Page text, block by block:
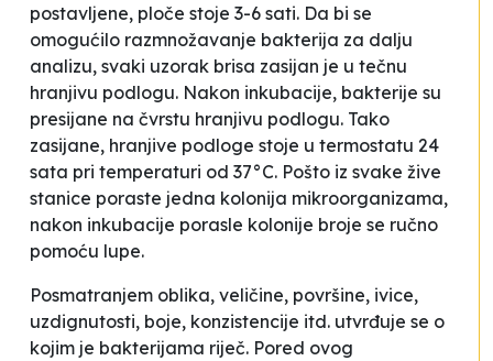
postavljene, ploče stoje 3-6 sati. Da bi se
omogućilo razmnožavanje bakterija za dalju
analizu, svaki uzorak brisa zasijan je u tečnu
hranjivu podlogu. Nakon inkubacije, bakterije su
presijane na čvrstu hranjivu podlogu. Tako
zasijane, hranjive podloge stoje u termostatu 24
sata pri temperaturi od 37°C. Pošto iz svake žive
stanice poraste jedna kolonija mikroorganizama,
nakon inkubacije porasle kolonije broje se ručno
pomoću lupe.
Posmatranjem oblika, veličine, površine, ivice,
uzdignutosti, boje, konzistencije itd. utvrđuje se o
kojim je bakterijama riječ. Pored ovog